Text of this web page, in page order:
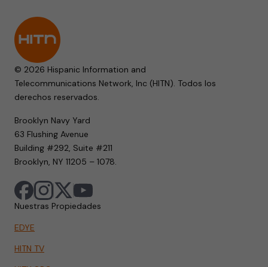
© 2026 Hispanic Information and
Telecommunications Network, Inc (HITN). Todos los
derechos reservados.
Brooklyn Navy Yard
63 Flushing Avenue
Building #292, Suite #211
Brooklyn, NY 11205 – 1078.
Nuestras Propiedades
EDYE
HITN TV